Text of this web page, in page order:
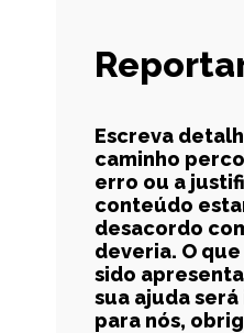
Escreva
caminho
erro ou a
conteúdo
desacordo
deveria. O
sido
sua ajuda
para nós,